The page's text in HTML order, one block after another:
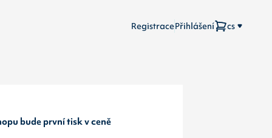
RegistracePřihlášení cs
bude první tisk v ceně